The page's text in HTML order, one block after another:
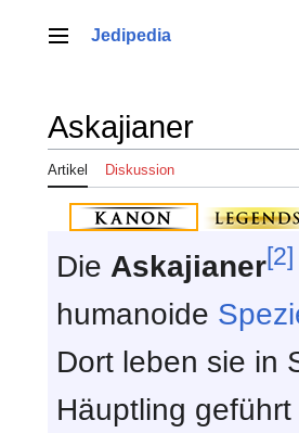
springenHauptmenü
Jedipedia
Askajianer
Artikel Diskussion
Die Askajianer[2]
humanoide
Dort leben sie in
Häuptling